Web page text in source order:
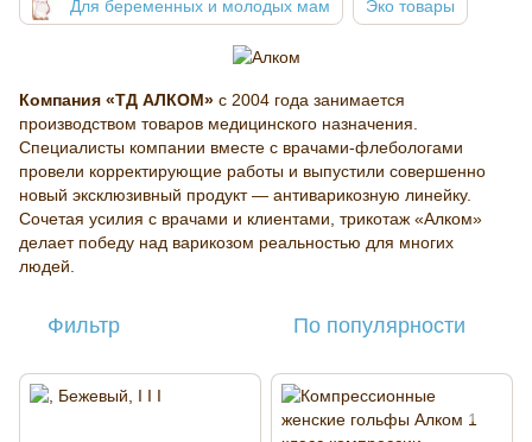
Для беременных и молодых мам Эко товары
Компания «ТД АЛКОМ» с 2004 года занимается
производством товаров медицинского назначения.
Специалисты компании вместе с врачами-флебологами
провели корректирующие работы и выпустили совершенно
новый эксклюзивный продукт — антиварикозную линейку.
Сочетая усилия с врачами и клиентами, трикотаж «Алком»
делает победу над варикозом реальностью для многих
людей.
Фильтр По популярности